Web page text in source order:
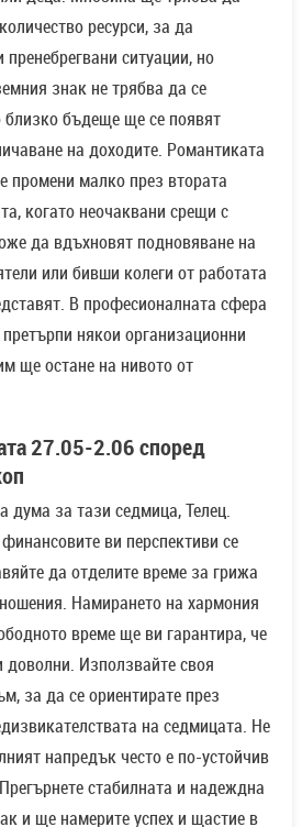
ресурси, за да
ситуации, но
знак не трябва да се
близко бъдеще ще се появят
на доходите. Романтиката
промени малко през втората
когато неочаквани срещи с
да вдъхновят подновяване на
или бивши колеги от работата
В професионалната сфера
някои организационни
ще остане на нивото от
27.05-2.06 според
дума за тази седмица, Телец.
ви перспективи се
да отделите време за грижа
Намирането на хармония
време ще ви гарантира, че
доволни. Използвайте своя
за да се ориентирате през
на седмицата. Не
напредък често е по-устойчив
стабилната и надеждна
и ще намерите успех и щастие в